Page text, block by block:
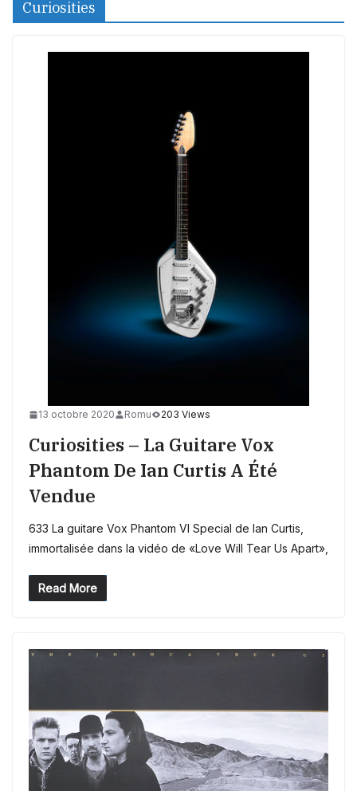
Curiosities
13 octobre 2020 Romu 203 Views
Curiosities – La Guitare Vox
Phantom De Ian Curtis A Été
Vendue
633 La guitare Vox Phantom VI Special de Ian Curtis,
immortalisée dans la vidéo de «Love Will Tear Us Apart»,
Read More